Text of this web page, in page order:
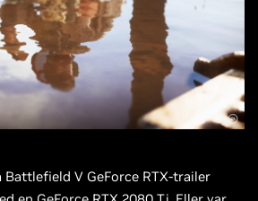
V GeForce RTX-trailer